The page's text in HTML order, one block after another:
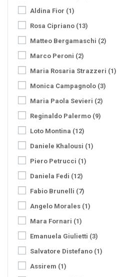
Aldina Fior (1)
Rosa Cipriano (13)
Matteo Bergamaschi (2)
Marco Peroni (2)
Maria Rosaria Strazzeri (1)
Monica Campagnolo (3)
Maria Paola Sevieri (2)
Reginaldo Palermo (9)
Loto Montina (12)
Daniele Khalousi (1)
Piero Petrucci (1)
Daniela Fedi (12)
Fabio Brunelli (7)
Angelo Morales (1)
Mara Fornari (1)
Emanuela Giulietti (3)
Salvatore Distefano (1)
Assirem (1)